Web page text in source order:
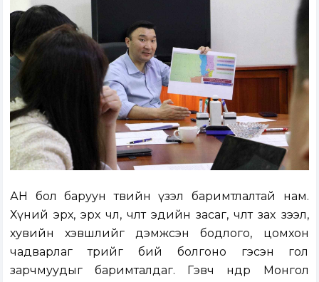
АН бол баруун төвийн үзэл баримтлалтай нам.
Хүний эрх, эрх чөлөө, чөлөөт эдийн засаг, чөлөөт зах зээл,
хувийн хэвшлийг дэмжсэн бодлого, цомхон
чадварлаг төрийг бий болгоно гэсэн гол
зарчмуудыг баримталдаг. Гэвч өнөөдөр Монгол